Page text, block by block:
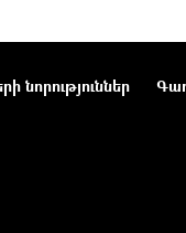
նորություններ